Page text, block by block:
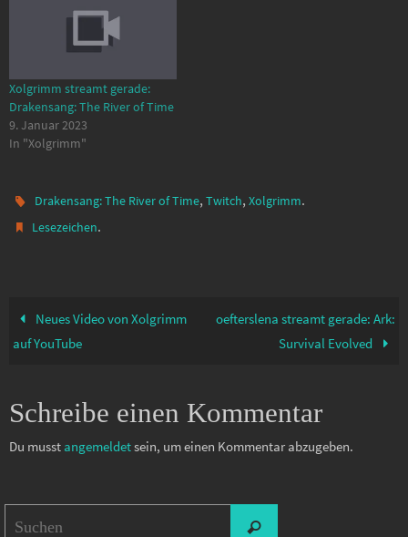
Xolgrimm streamt gerade:
Drakensang: The River of Time
9. Januar 2023
In "Xolgrimm"
Drakensang: The River of Time,Twitch,Xolgrimm.
Lesezeichen.
Neues Video von Xolgrimm
auf YouTube
oefterslena streamt gerade: Ark:
Survival Evolved
Schreibe einen Kommentar
Du musst angemeldetsein, um einen Kommentar abzugeben.
Suchen